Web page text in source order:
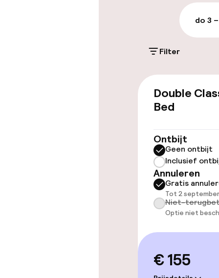
Gratis parkeren
Openbaar
Overal
Kamers
Voor
Zwemmen &
do 3
Filter
Double
Bed
Ontbijt
Geen ontbijt
Inclusief
Annuleren
Gratis
Tot 2
Niet-
Optie niet
€ 155